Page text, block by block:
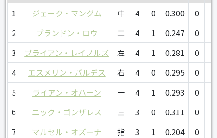
1
ジェーク・マングム 中 4 0 0.300 0
0
2
ブランドン・ロウ 二 4 1 0.247 0
0
3
ブライアン・レイノルズ 左 4 1 0.281 0
0
4
エスメリン・バルデス 右 4 0 0.295 0
0
5
ライアン・オハーン 一 4 1 0.293 0
0
6
ニック・ゴンザレス 三 3 0 0.311 0
0
7
マルセル・オズーナ 指 3 1 0.204 0
0